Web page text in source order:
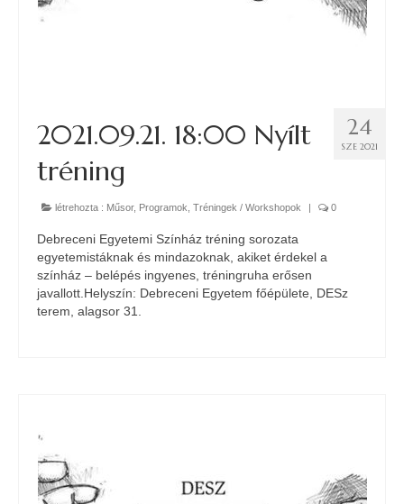
24
SZE 2021
2021.09.21. 18:00 Nyílt
tréning
létrehozta : Műsor, Programok Tréningek / Workshopok 0
Debreceni Egyetemi Színház tréning sorozata
egyetemistáknak és mindazoknak, akiket érdekel a
színház – belépés ingyenes, tréningruha erősen
javallott.Helyszín: Debreceni Egyetem főépülete, DESz
terem, alagsor 31.